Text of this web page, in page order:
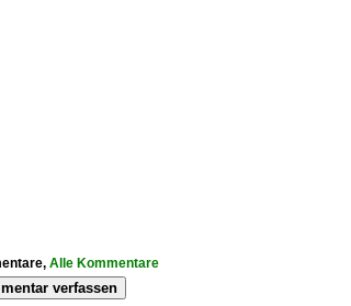
Alle Kommentare
verfassen